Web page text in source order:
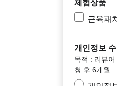
체험상품
근육패치
개인정보
목적 : 리뷰
청 후 6개월